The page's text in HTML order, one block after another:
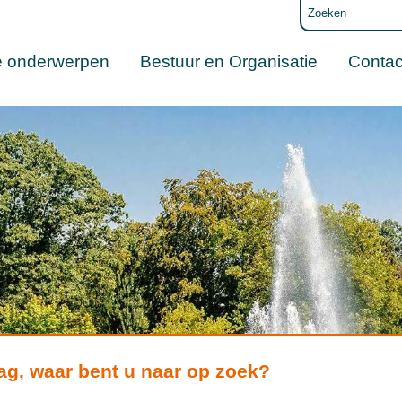
onderwerpen Bestuur en Organisatie